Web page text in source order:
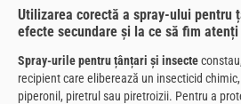
Utilizarea corectă a spray-ului pentru
efecte secundare și la ce să fim atenți
Spray-urile pentru țânțari și insecte
recipient care eliberează un insecticid
piperonil, piretrul sau piretroizii. Pentru a